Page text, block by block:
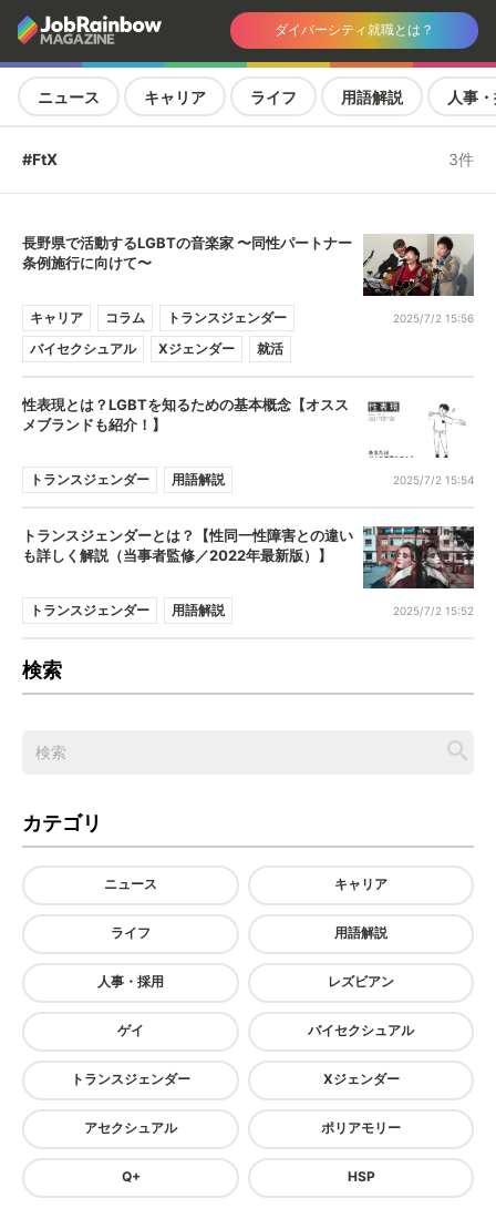
ダイバーシティ就職とは？
ニュース キャリア ライフ 用語解説 人事
#FtX 3件
長野県で活動するLGBTの音楽家 〜同性パートナー
条例施行に向けて〜
キャリア コラム
トランスジェンダー
バイセクシュアル
Xジェンダー 就活
2025/7/2 15:56
性表現とは？LGBTを知るための基本概念【オスス
メブランドも紹介！】
トランスジェンダー 用語解説 2025/7/2 15:54
トランスジェンダーとは？【性同一性障害との違い
も詳しく解説（当事者監修／2022年最新版）】
トランスジェンダー 用語解説 2025/7/2 15:52
検索
カテゴリ
ニュース キャリア
ライフ 用語解説
人事・採用 レズビアン
ゲイ バイセクシュアル
トランスジェンダー Xジェンダー
アセクシュアル ポリアモリー
Q+ HSP